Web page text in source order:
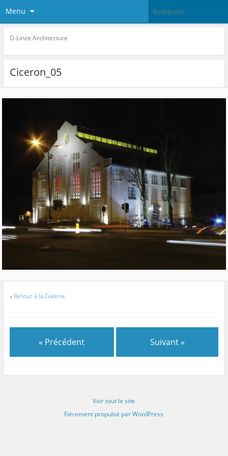
Menu
D-Linze Architecture
Ciceron_05
« Retour à la Galerie
« Précédent Suivant »
Voir tout le site
Fièrement propulsé par WordPress